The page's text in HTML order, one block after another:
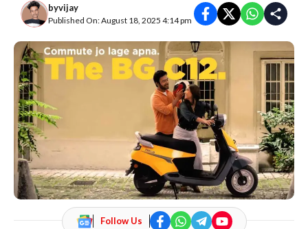
byvijay
Published On: August 18, 2025 4:14 pm
Follow Us